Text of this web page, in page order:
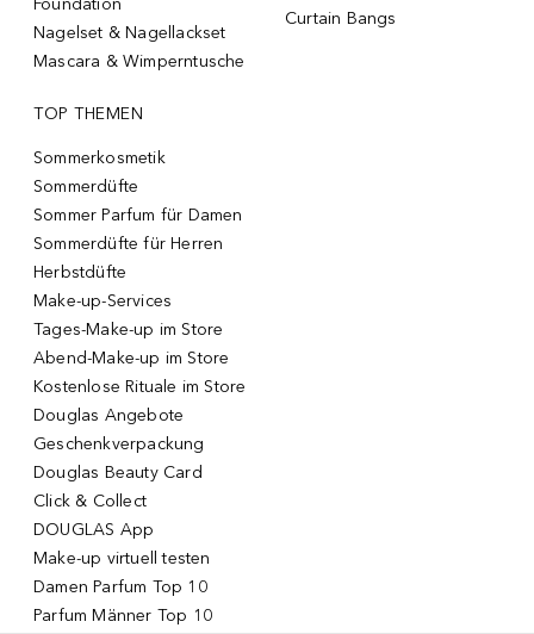
Foundation
Nagelset & Nagellackset
Mascara & Wimperntusche
Curtain Bangs
TOP THEMEN
Sommerkosmetik
Sommerdüfte
Sommer Parfum für Damen
Sommerdüfte für Herren
Herbstdüfte
Make-up-Services
Tages-Make-up im Store
Abend-Make-up im Store
Kostenlose Rituale im Store
Douglas Angebote
Geschenkverpackung
Douglas Beauty Card
Click & Collect
DOUGLAS App
Make-up virtuell testen
Damen Parfum Top 10
Parfum Männer Top 10